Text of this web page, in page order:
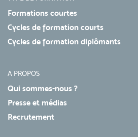
Formations courtes
Cycles de formation courts
Cycles de formation diplômants
A PROPOS
Qui sommes-nous ?
Presse et médias
Recrutement